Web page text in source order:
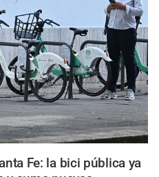
Fe: la bici pública ya